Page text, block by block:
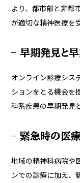
より、都市部と非都
が適切な精神医療を
– 早期発見と
オンライン診療シス
ションをとる機会を
科系疾患の早期発見
– 緊急時の医療
地域の精神科病院や
ンでの診療に加え、